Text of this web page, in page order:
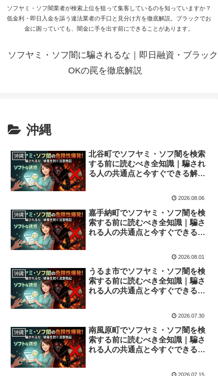
ソフヤミ・ソフ闇業者が検索上位を狙って集客しているのを知っていますか？
低金利・即日入金を謳う違法業者の手口と見分け方を徹底解説。ブラックでお
金に困っていても、闇金に手を出す前にできることがあります。
ソフヤミ・ソフ闇に騙されるな｜即日融資・ブラック
OKの罠を徹底解説
沖縄
沖縄
北谷町でソフヤミ・ソフ闇を検索
する前に読むべき全知識｜騙され
る人の共通点と今すぐできる解決
2026.08.06
沖縄
嘉手納町でソフヤミ・ソフ闇を検
索する前に読むべき全知識｜騙さ
れる人の共通点と今すぐできる解
2026.08.01
沖縄
うるま市でソフヤミ・ソフ闇を検
索する前に読むべき全知識｜騙さ
れる人の共通点と今すぐできる解
2026.07.30
沖縄
南風原町でソフヤミ・ソフ闇を検
索する前に読むべき全知識｜騙さ
れる人の共通点と今すぐできる解
2026.07.15